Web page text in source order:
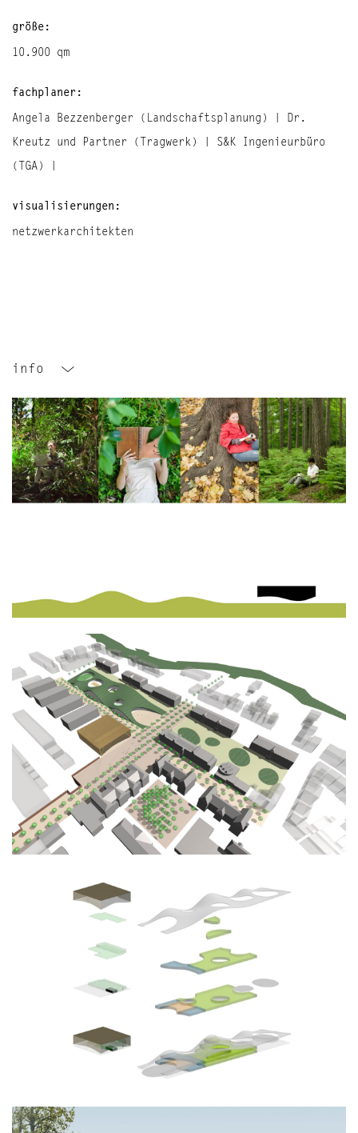
größe:
10.900 qm
fachplaner:
Angela Bezzenberger (Landschaftsplanung) | Dr.
Kreutz und Partner (Tragwerk) | S&K Ingenieurbüro
(TGA) |
visualisierungen:
netzwerkarchitekten
info